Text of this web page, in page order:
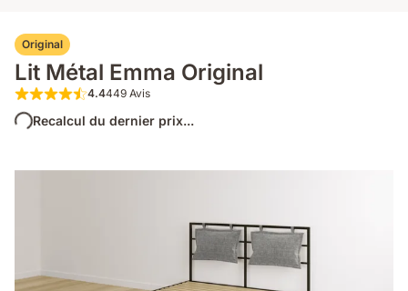
Original
Lit Métal Emma Original
4.4 sur 5 étoiles 449 Avis
4.4449 Avis
Recalcul du dernier prix...